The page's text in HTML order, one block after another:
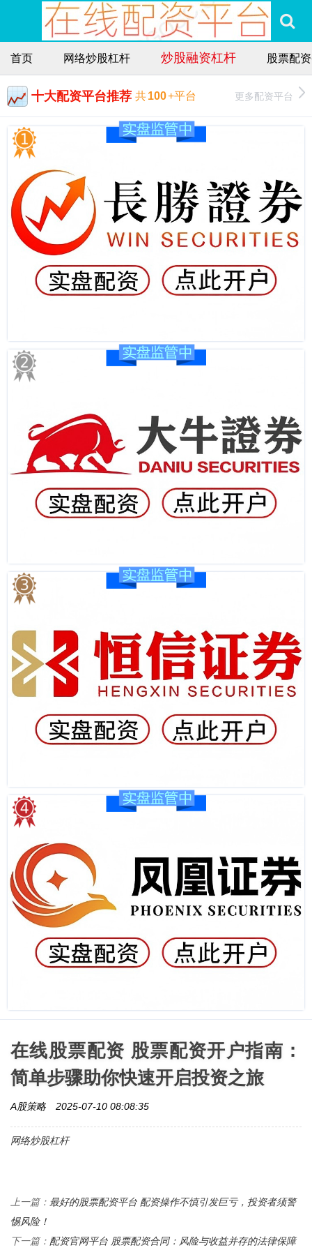
首页 网络炒股杠杆 炒股融资杠杆 股票配
十大配资平台推荐 共100+平台 更多配资平台
在线股票配资 股票配资开户指南：
简单步骤助你快速开启投资之旅
A股策略 2025-07-10 08:08:35
网络炒股杠杆
上一篇： 最好的股票配资平台 配资操作不慎引发巨亏，投资者须警
惕风险！
下一篇： 配资官网平台 股票配资合同：风险与收益并存的法律保障